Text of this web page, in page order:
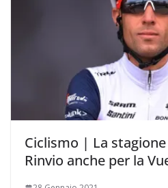
Ciclismo | La
Rinvio anche per la